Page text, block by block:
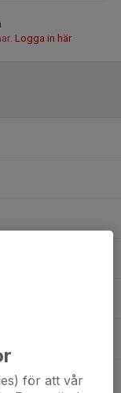
Logga in här
för att vår